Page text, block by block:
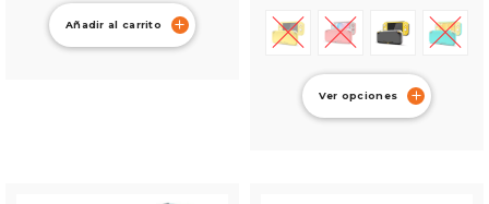
Añadir al carrito
Ver opciones